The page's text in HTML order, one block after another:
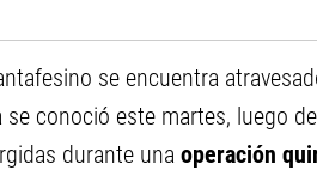
se encuentra
conoció este martes, luego
durante una operación